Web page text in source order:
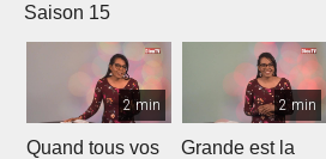
Saison 15
2 min
Quand tous vos
2 min
Grande est la